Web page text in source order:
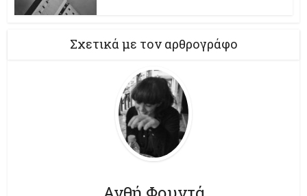
Σχετικά με τον αρθρογράφο